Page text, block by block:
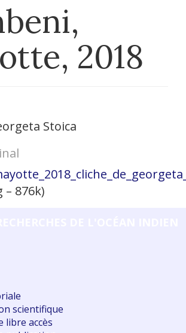
2018
Stoica
876k)
scientifique
libre accès